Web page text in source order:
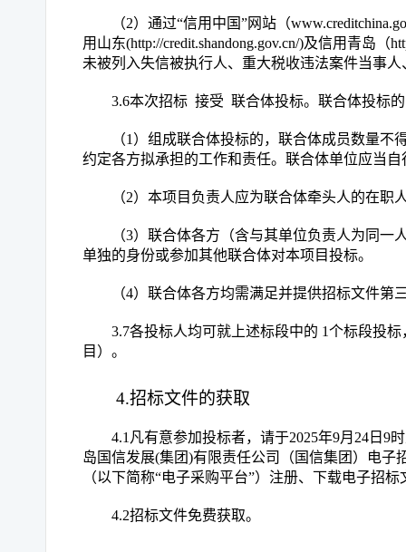
（2）通过“信用中国”网站（
用山东(http://credit.shandong.gov.cn/)及信用青岛（
未被列入失信被执行人、重大税收违法案件当事
3.6本次招标 接受 联合体投标。联合体投标
（1）组成联合体投标的，联合体成员数量不
约定各方拟承担的工作和责任。联合体单位应当
（2）本项目负责人应为联合体牵头人的在职
（3）联合体各方（含与其单位负责人为同一
单独的身份或参加其他联合体对本项目投标。
（4）联合体各方均需满足并提供招标文件第
3.7各投标人均可就上述标段中的 1个标段投
目）。
4.招标文件的获取
4.1凡有意参加投标者，请于2025年9月24日9
岛国信发展(集团)有限责任公司（国信集团）电子
（以下简称“电子采购平台”）注册、下载电子招
4.2招标文件免费获取。